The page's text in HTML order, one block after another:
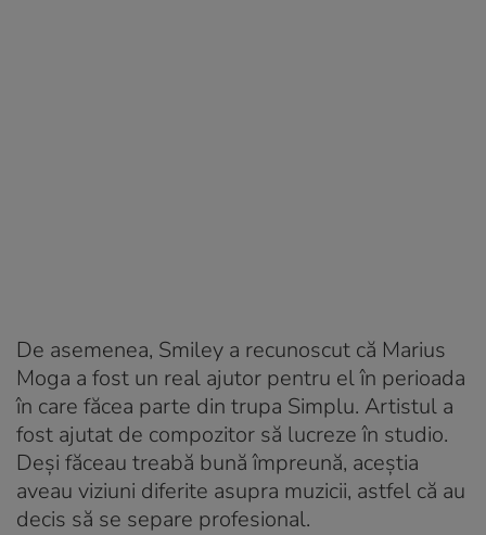
De asemenea, Smiley a recunoscut că Marius
Moga a fost un real ajutor pentru el în perioada
în care făcea parte din trupa Simplu. Artistul a
fost ajutat de compozitor să lucreze în studio.
Deși făceau treabă bună împreună, aceștia
aveau viziuni diferite asupra muzicii, astfel că au
decis să se separe profesional.